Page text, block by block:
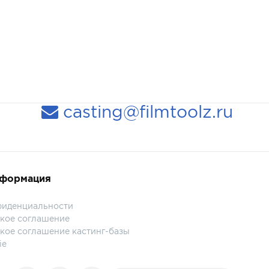
casting@filmtoolz.ru
соглашение
соглашение кастинг-базы